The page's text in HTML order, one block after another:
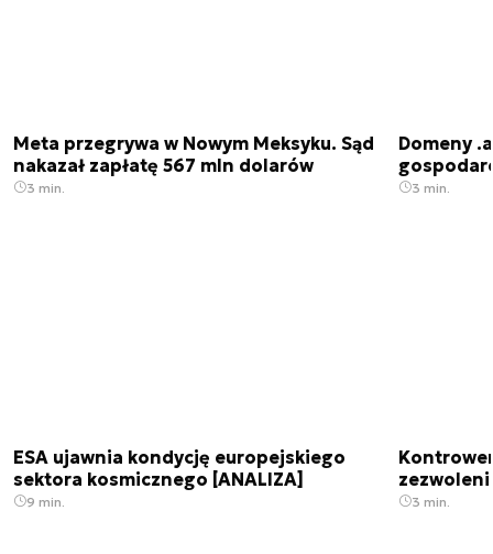
Meta przegrywa w Nowym Meksyku. Sąd
nakazał zapłatę 567 mln dolarów
3 min.
Domeny
3 min.
ESA ujawnia kondycję europejskiego
sektora kosmicznego [ANALIZA]
9 min. 3 min.